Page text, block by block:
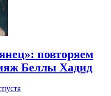
повторяем
Беллы Хадид